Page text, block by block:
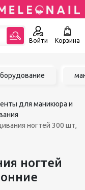
Войти Корзина
для маникюра и
ногтей 300 шт,
ногтей